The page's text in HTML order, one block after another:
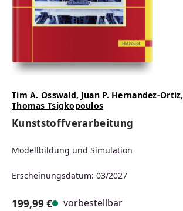
Tim A. Osswald, Juan P. Hernandez-Ortiz,
Thomas Tsigkopoulos
Kunststoffverarbeitung
Modellbildung und Simulation
Erscheinungsdatum: 03/2027
199,99 € vorbestellbar